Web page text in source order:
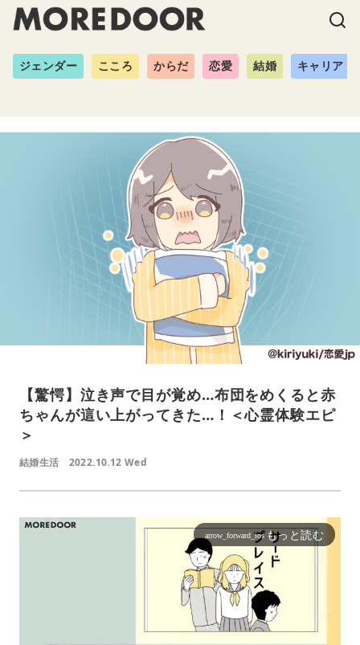
ジェンダー こころ からだ 恋愛 結婚 キャリア
【驚愕】泣き声で目が覚め…布団をめくると赤
ちゃんが這い上がってきた…！＜心霊体験エピ
＞
結婚生活 2022.10.12 Wed
arrow_forward_ios もっと読む